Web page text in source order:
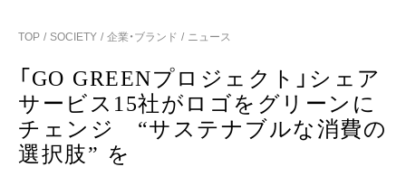
TOP SOCIETY 企業・ブランド ニュース
「GO GREENプロジェクト」シェア
サービス15社がロゴをグリーンに
チェンジ “サステナブルな消費の
選択肢” を